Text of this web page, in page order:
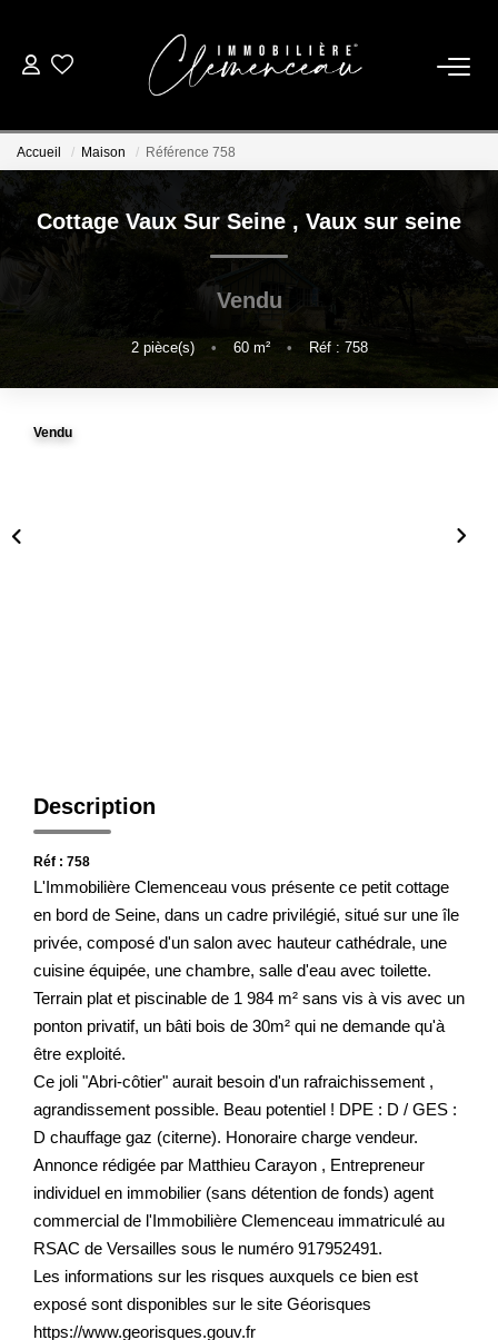
VENTE
ESTIMATION
Accueil Maison Référence 758
Cottage Vaux Sur Seine , Vaux sur seine
Vendu
2pièce(s) • 60m² • Réf : 758
Vendu
Description
Réf : 758
L'Immobilière Clemenceau vous présente ce petit cottage
en bord de Seine, dans un cadre privilégié, situé sur une île
privée, composé d'un salon avec hauteur cathédrale, une
cuisine équipée, une chambre, salle d'eau avec toilette.
Terrain plat et piscinable de 1 984 m² sans vis à vis avec un
ponton privatif, un bâti bois de 30m² qui ne demande qu'à
être exploité.
Ce joli "Abri-côtier" aurait besoin d'un rafraichissement ,
agrandissement possible. Beau potentiel ! DPE : D / GES :
D chauffage gaz (citerne). Honoraire charge vendeur.
Annonce rédigée par Matthieu Carayon , Entrepreneur
individuel en immobilier (sans détention de fonds) agent
commercial de l'Immobilière Clemenceau immatriculé au
RSAC de Versailles sous le numéro 917952491.
Les informations sur les risques auxquels ce bien est
exposé sont disponibles sur le site Géorisques
https://www.georisques.gouv.fr